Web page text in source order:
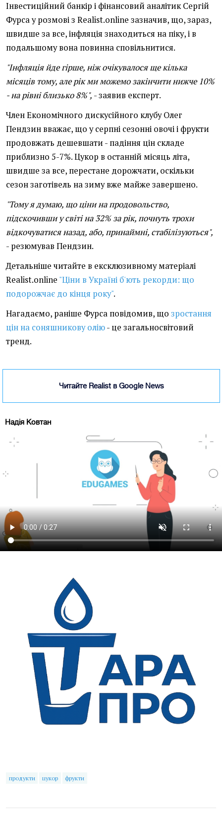
Інвестиційний банкір і фінансовий аналітик Сергій
Фурса у розмові з Realist.online зазначив, що, зараз,
швидше за все, інфляція знаходиться на піку, і в
подальшому вона повинна сповільнитися.
"Інфляція йде гірше, ніж очікувалося ще кілька
місяців тому, але рік ми можемо закінчити нижче 10%
- на рівні близько 8%", - заявив експерт.
Член Економічного дискусійного клубу Олег
Пендзин вважає, що у серпні сезонні овочі і фрукти
продовжать дешевшати - падіння цін складе
приблизно 5-7%. Цукор в останній місяць літа,
швидше за все, перестане дорожчати, оскільки
сезон заготівель на зиму вже майже завершено.
"Тому я думаю, що ціни на продовольство,
підскочивши у світі на 32% за рік, почнуть трохи
відкочуватися назад, або, принаймні, стабілізуються",
- резюмував Пендзин.
Детальніше читайте в ексклюзивному матеріалі
Realist.online "Ціни в Україні б'ють рекорди: що
подорожчає до кінця року".
Нагадаємо, раніше Фурса повідомив, що зростання
цін на соняшникову олію- це загальносвітовий
тренд.
Читайте Realist в Google News
Надія Ковтан
продукти цукор фрукти